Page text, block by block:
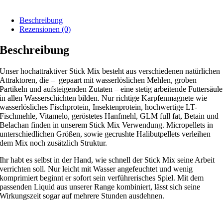
Beschreibung
Rezensionen (0)
Beschreibung
Unser hochattraktiver Stick Mix besteht aus verschiedenen natürlichen
Attraktoren, die – gepaart mit wasserlöslichen Mehlen, groben
Partikeln und aufsteigenden Zutaten – eine stetig arbeitende Futtersäule
in allen Wasserschichten bilden. Nur richtige Karpfenmagnete wie
wasserlösliches Fischprotein, Insektenprotein, hochwertige LT-
Fischmehle, Vitamelo, geröstetes Hanfmehl, GLM full fat, Betain und
Belachan finden in unserem Stick Mix Verwendung. Micropellets in
unterschiedlichen Größen, sowie gecrushte Halibutpellets verleihen
dem Mix noch zusätzlich Struktur.
Ihr habt es selbst in der Hand, wie schnell der Stick Mix seine Arbeit
verrichten soll. Nur leicht mit Wasser angefeuchtet und wenig
komprimiert beginnt er sofort sein verführerisches Spiel. Mit dem
passenden Liquid aus unserer Range kombiniert, lässt sich seine
Wirkungszeit sogar auf mehrere Stunden ausdehnen.